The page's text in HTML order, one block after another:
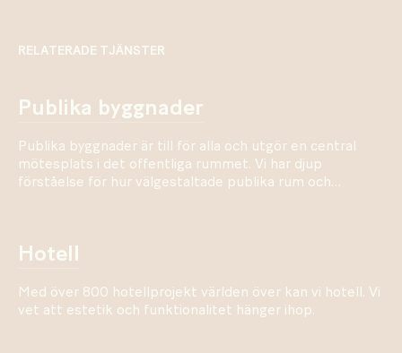
RELATERADE TJÄNSTER
publika byggnader
Publika byggnader är till för alla och utgör en central
mötesplats i det offentliga rummet. Vi har djup
förståelse för hur välgestaltade publika rum och
hotell
Med över 800 hotellprojekt världen över kan vi hotell. Vi
vet att estetik och funktionalitet hänger ihop.